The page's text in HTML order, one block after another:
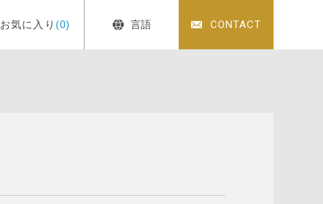
お気に入り (0) 言語 CONTACT